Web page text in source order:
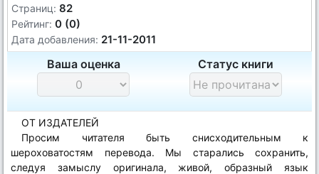
Страниц: 82
Рейтинг: 0 (0)
Дата добавления: 21-11-2011
Ваша оценка Статус книги
ОТ ИЗДАТЕЛЕЙ
Просим читателя быть снисходительным к
шероховатостям перевода. Мы старались сохранить,
следуя замыслу оригинала, живой, образный язык